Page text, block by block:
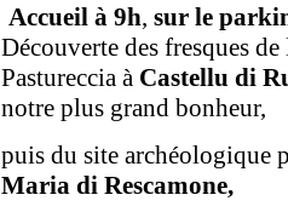
Accueil à 9h, sur le
Découverte des fresques
Pastureccia à Castellu di
notre plus grand bonheur,
puis du site archéologique
Maria di Rescamone,